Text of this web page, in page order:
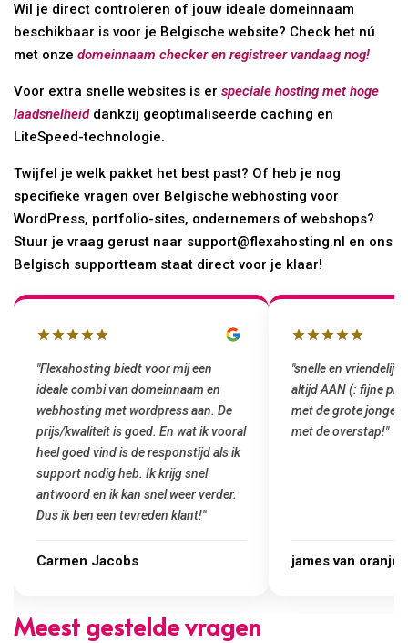
Wil je direct controleren of jouw ideale domeinnaam
beschikbaar is voor je Belgische website? Check het nú
met onzedomeinnaam checker en registreer vandaag nog!
Voor extra snelle websites is erspeciale hosting met hoge
laadsnelheiddankzij geoptimaliseerde caching en
LiteSpeed-technologie.
Twijfel je welk pakket het best past? Of heb je nog
specifieke vragen over Belgische webhosting voor
WordPress, portfolio-sites, ondernemers of webshops?
Stuur je vraag gerust naar support@flexahosting.nl en ons
Belgisch supportteam staat direct voor je klaar!
"snelle en vriendelijke service. staat
altijd AAN (: fijne prijzen vergeleken
met de grote jongens en dus nu al blij
met de overstap!"
james van oranje
"Top service. Ik had
het installeren van
was meteen door
gemaakt. Top
Marcel Thijs
Meest gestelde vragen